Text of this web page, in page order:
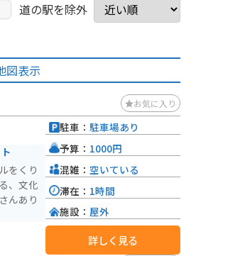
道の駅を除外
図表示
お気に入り
をくり
、文化
んあり
駐車： 駐車場あり
予算： 1000円
混雑： 空いている
滞在： 1時間
施設： 屋外
詳しく見る